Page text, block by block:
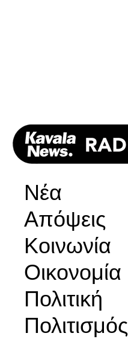
Νέα
Απόψεις
Κοινωνία
Οικονομία
Πολιτική
Πολιτισμός